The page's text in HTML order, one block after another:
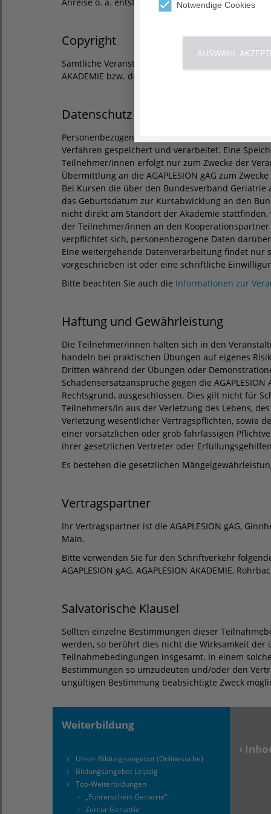
Copyright
Sämtliche Veranstaltungsunterlagen dürfen nur mit
AKADEMIE bzw. der Referenten/innen vervielfältigt
Datenschutz
Personenbezogene Daten werden in der
Verfahren gespeichert und verarbeitet. Eine
Teilnehmer/innen erfolgt nur zum Zwecke der
Übermittlung an die AGAPLESION gAG zum
Bei Kursen die über den Bundesverband
das Geburtsdatum zur Kursabwicklung an den
nicht direkt am Standort der Akademie
der Teilnehmer/innen an den Kooperationspartner
verpflichtet sich, personenbezogene Daten
Eine weitergehende Datenverarbeitung findet nur
vorgeschrieben ist oder eine schriftliche
Bitte beachten Sie auch die Informationen zur
Haftung und Gewährleistung
Die Teilnehmer/innen halten sich in den
handeln bei praktischen Übungen auf eigenes
Dritten während der Übungen oder
Schadensersatzansprüche gegen die
Rechtsgrund, ausgeschlossen. Dies gilt nicht für
Teilnehmers/in aus der Verletzung des Lebens,
Verletzung wesentlicher Vertragspflichten, sowie
einer vorsätzlichen oder grob fahrlässigen
ihrer gesetzlichen Vertreter oder
Es bestehen die gesetzlichen
Vertragspartner
Ihr Vertragspartner ist die AGAPLESION gAG,
Main.
Bitte verwenden Sie für den Schriftverkehr
AGAPLESION gAG, AGAPLESION AKADEMIE,
Salvatorische Klausel
Sollten einzelne Bestimmungen dieser
werden, so berührt dies nicht die Wirksamkeit der
Teilnahmebedingungen insgesamt. In einem
Bestimmungen so umzudeuten und/oder den
ungültigen Bestimmung beabsichtigte Zweck
Weiterbildung
Unser Bildungsangebot (Onlinesuche)
Bildungsangebot Leipzig
Top-Weiterbildungen
› „Führerschein Geriatrie“
› Zercur Geriatrie
›
Notwendige Cookies
AUSWAHL